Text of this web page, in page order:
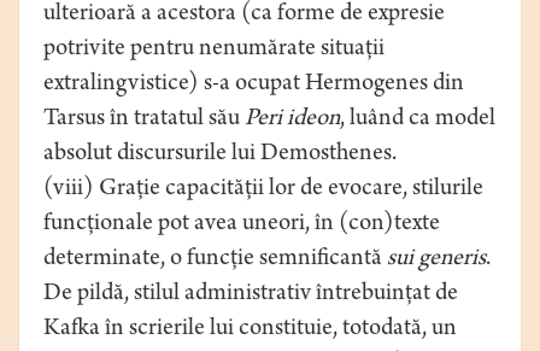
ulterioară a acestora (ca forme de expresie
potrivite pentru nenumărate situaţii
extralingvistice) s-a ocupat Hermogenes din
Tarsus în tratatul săuPeri ideon, luând ca model
absolut discursurile lui Demosthenes.
(viii) Graţie capacităţii lor de evocare, stilurile
funcţionale pot avea uneori, în (con)texte
determinate, o funcţie semnificantă sui generis.
De pildă, stilul administrativ întrebuinţat de
Kafka în scrierile lui constituie, totodată, un